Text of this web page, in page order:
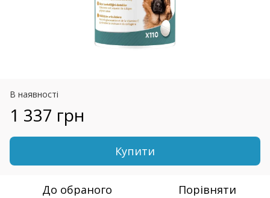
В наявності
1 337 грн
Купити
До обраного Порівняти